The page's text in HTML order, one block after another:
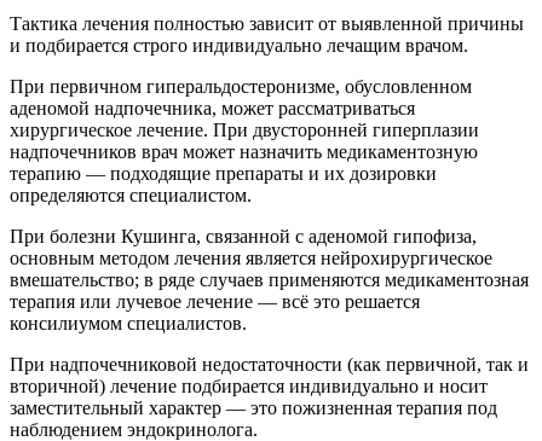
Тактика лечения полностью зависит от выявленной причины
и подбирается строго индивидуально лечащим врачом.
При первичном гиперальдостеронизме, обусловленном
аденомой надпочечника, может рассматриваться
хирургическое лечение. При двусторонней гиперплазии
надпочечников врач может назначить медикаментозную
терапию — подходящие препараты и их дозировки
определяются специалистом.
При болезни Кушинга, связанной с аденомой гипофиза,
основным методом лечения является нейрохирургическое
вмешательство; в ряде случаев применяются медикаментозная
терапия или лучевое лечение — всё это решается
консилиумом специалистов.
При надпочечниковой недостаточности (как первичной, так и
вторичной) лечение подбирается индивидуально и носит
заместительный характер — это пожизненная терапия под
наблюдением эндокринолога.